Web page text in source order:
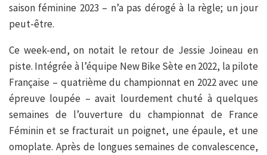
saison féminine 2023 – n’a pas dérogé à la règle; un jour
peut-être.
Ce week-end, on notait le retour de Jessie Joineau en
piste. Intégrée à l’équipe New Bike Sète en 2022, la pilote
Française – quatrième du championnat en 2022 avec une
épreuve loupée – avait lourdement chuté à quelques
semaines de l’ouverture du championnat de France
Féminin et se fracturait un poignet, une épaule, et une
omoplate. Après de longues semaines de convalescence,